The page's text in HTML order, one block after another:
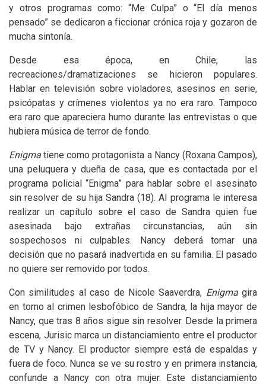
y otros programas como: “Me Culpa” o “El día menos
pensado” se dedicaron a ficcionar crónica roja y gozaron de
mucha sintonía.
Desde esa época, en Chile, las
recreaciones/dramatizaciones se hicieron populares.
Hablar en televisión sobre violadores, asesinos en serie,
psicópatas y crímenes violentos ya no era raro. Tampoco
era raro que apareciera humo durante las entrevistas o que
hubiera música de terror de fondo.
Enigma tiene como protagonista a Nancy (Roxana Campos),
una peluquera y dueña de casa, que es contactada por el
programa policial “Enigma” para hablar sobre el asesinato
sin resolver de su hija Sandra (18). Al programa le interesa
realizar un capítulo sobre el caso de Sandra quien fue
asesinada bajo extrañas circunstancias, aún sin
sospechosos ni culpables. Nancy deberá tomar una
decisión que no pasará inadvertida en su familia. El pasado
no quiere ser removido por todos.
Con similitudes al caso de Nicole Saaverdra, Enigmagira
en torno al crimen lesbofóbico de Sandra, la hija mayor de
Nancy, que tras 8 años sigue sin resolver. Desde la primera
escena, Jurisic marca un distanciamiento entre el productor
de TVy Nancy. El productor siempre está de espaldas y
fuera de foco. Nunca se ve su rostro y en primera instancia,
confunde a Nancy con otra mujer. Este distanciamiento